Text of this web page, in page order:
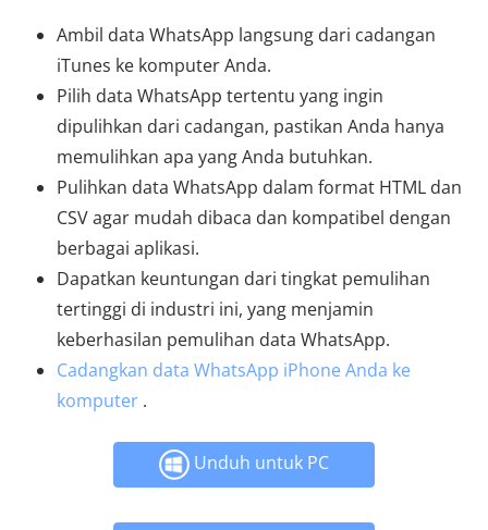
Ambil data WhatsApp langsung dari cadangan
iTunes ke komputer Anda.
Pilih data WhatsApp tertentu yang ingin
dipulihkan dari cadangan, pastikan Anda hanya
memulihkan apa yang Anda butuhkan.
Pulihkan data WhatsApp dalam format HTML dan
CSV agar mudah dibaca dan kompatibel dengan
berbagai aplikasi.
Dapatkan keuntungan dari tingkat pemulihan
tertinggi di industri ini, yang menjamin
keberhasilan pemulihan data WhatsApp.
Cadangkan data WhatsApp iPhone Anda ke
komputer .
Unduh untuk PC